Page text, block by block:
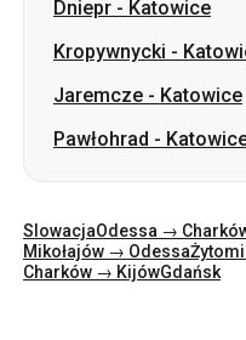
Dniepr - Katowice
Kropywnycki -
Jaremcze - Katowice
Pawłohrad -
SlowacjaOdessa →
Mikołajów → Odessa
Charków → KijówGdańsk